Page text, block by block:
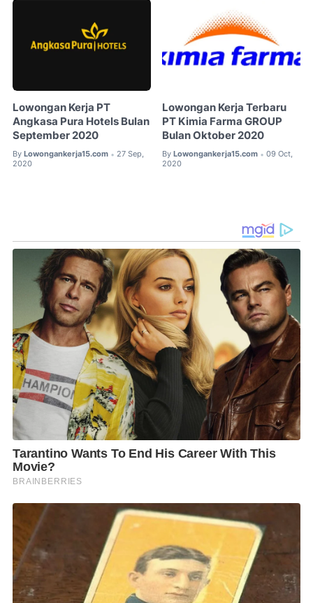
Lowongan Kerja PT
Angkasa Pura Hotels Bulan
September 2020
By Lowongankerja15.com • 27 Sep,
2020
Lowongan Kerja Terbaru
PT Kimia Farma GROUP
Bulan Oktober 2020
By Lowongankerja15.com • 09 Oct,
2020